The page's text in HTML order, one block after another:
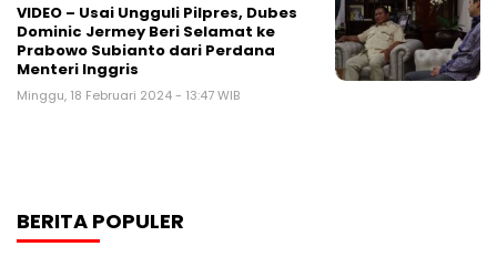
VIDEO – Usai Ungguli Pilpres, Dubes
Dominic Jermey Beri Selamat ke
Prabowo Subianto dari Perdana
Menteri Inggris
Minggu, 18 Februari 2024 - 13:47 WIB
BERITA POPULER